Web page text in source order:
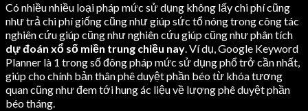
Có nhiều nhiều loại pháp mức sử dụng không lấy chi phí cũng
như trả chi phí giống cũng như giúp sức tổ nóng trong công tác
nghiên cứu giúp cũng như nghiên cứu giúp cũng như phân tích
dự đoán xổ số miền trung chiều nay. Ví dụ, Google Keyword
Planner là 1 trong số đông pháp mức sử dụng phổ trở cần nhất,
giúp cho chính bản thân phê duyệt phần béo từ khóa tương
quan cũng như đem tới hung ác liệu về lượng phê duyệt phần
béo tháng.